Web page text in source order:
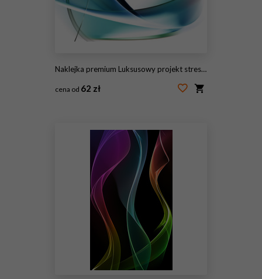
Naklejka premium Luksusowy projekt streszczenie
cena od 62 zł